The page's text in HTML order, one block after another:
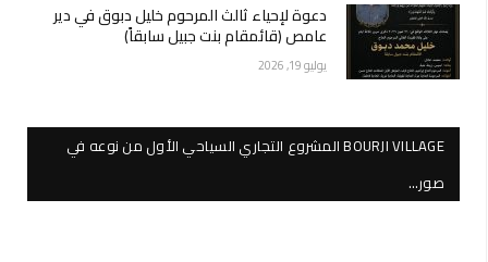
دعوة لإحياء ثالث المرحوم خليل دبوق في دير
عامص (قائمقام بنت جبيل سابقاً)
يوليو 19, 2026
BOURJI VILLAGE المشروع التجاري السياحي الأول من نوعه في
صور…